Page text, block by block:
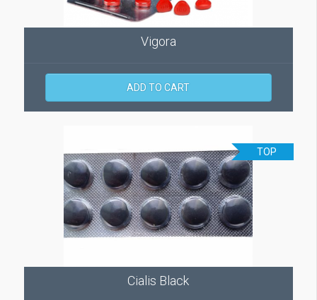
Vigora
ADD TO CART
TOP
Cialis Black